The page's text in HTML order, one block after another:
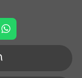
W
h
s